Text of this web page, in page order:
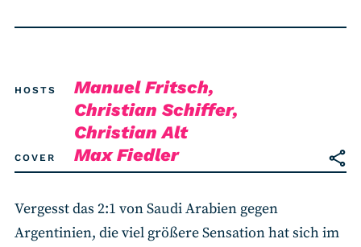
Unterstützen
HOSTS
Manuel Fritsch,
Christian Schiffer,
Christian Alt
COVER Max Fiedler
Vergesst das 2:1 von Saudi Arabien gegen
Argentinien, die viel größere Sensation hat sich im